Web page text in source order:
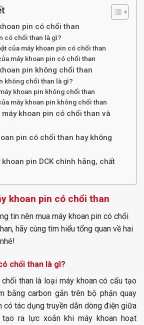
pin có chổi than
có chổi than là gì?
của máy khoan pin có chổi than
máy khoan pin có chổi than
pin không chổi than
không chổi than là gì?
khoan pin không chổi than
máy khoan pin không chổi than
máy khoan pin có chổi than và
pin có chổi than hay không
pin DCK chính hãng, chất
khoan pin có chổi than
tin nên mua máy khoan pin có chổi
hãy cùng tìm hiểu tổng quan về hai
chổi than là gì?
than là loại máy khoan có cấu tạo
bằng carbon gắn trên bộ phận quay
có tác dụng truyền dẫn dòng điện giữa
ra lực xoắn khi máy khoan hoạt